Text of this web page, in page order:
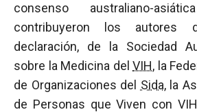
consenso australiano-
contribuyeron los autores
declaración, de la Sociedad
sobre la Medicina delVIH, la
de Organizaciones del Sida, la
de Personas que Viven con